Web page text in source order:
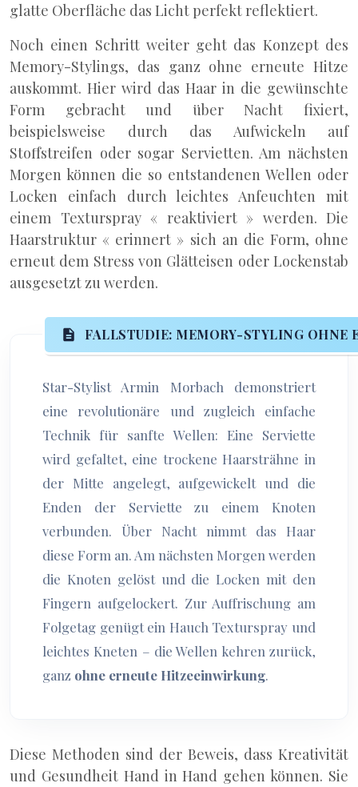
glatte Oberfläche das Licht perfekt reflektiert.
Noch einen Schritt weiter geht das Konzept des
Memory-Stylings, das ganz ohne erneute Hitze
auskommt. Hier wird das Haar in die gewünschte
Form gebracht und über Nacht fixiert,
beispielsweise durch das Aufwickeln auf
Stoffstreifen oder sogar Servietten. Am nächsten
Morgen können die so entstandenen Wellen oder
Locken einfach durch leichtes Anfeuchten mit
einem Texturspray « reaktiviert » werden. Die
Haarstruktur « erinnert » sich an die Form, ohne
erneut dem Stress von Glätteisen oder Lockenstab
ausgesetzt zu werden.
FALLSTUDIE: MEMORY-STYLING
Star-Stylist Armin Morbach demonstriert
eine revolutionäre und zugleich einfache
Technik für sanfte Wellen: Eine Serviette
wird gefaltet, eine trockene Haarsträhne in
der Mitte angelegt, aufgewickelt und die
Enden der Serviette zu einem Knoten
verbunden. Über Nacht nimmt das Haar
diese Form an. Am nächsten Morgen werden
die Knoten gelöst und die Locken mit den
Fingern aufgelockert. Zur Auffrischung am
Folgetag genügt ein Hauch Texturspray und
leichtes Kneten – die Wellen kehren zurück,
ganz ohne erneute Hitzeeinwirkung.
Diese Methoden sind der Beweis, dass Kreativität
und Gesundheit Hand in Hand gehen können. Sie